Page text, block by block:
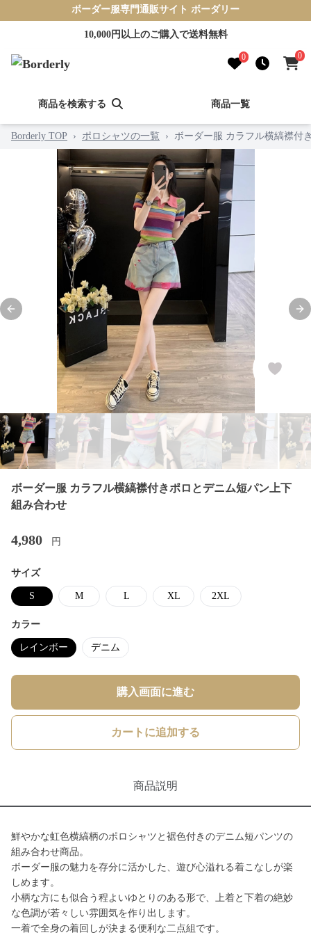
ボーダー服専門通販サイト ボーダリー
10,000円以上のご購入で送料無料
0 0
商品を検索する 商品一覧
Borderly TOP › ポロシャツの一覧 › ボーダー服 カラフル横縞襟付
Previous slide
ボーダー服 カラフル横縞襟付きポロとデニム短パン上下
組み合わせ
4,980 円
サイズ
S M L XL 2XL
カラー
レインボー デニム
購入画面に進む
カートに追加する
商品説明
鮮やかな虹色横縞柄のポロシャツと裾色付きのデニム短パンツの
組み合わせ商品。
ボーダー服の魅力を存分に活かした、遊び心溢れる着こなしが楽
しめます。
小柄な方にも似合う程よいゆとりのある形で、上着と下着の絶妙
な色調が若々しい雰囲気を作り出します。
一着で全身の着回しが決まる便利な二点組です。